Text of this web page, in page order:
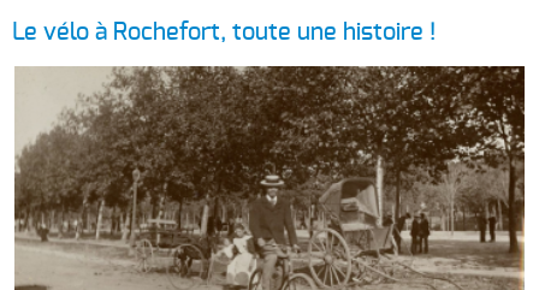
Le vélo à Rochefort, toute une histoire !